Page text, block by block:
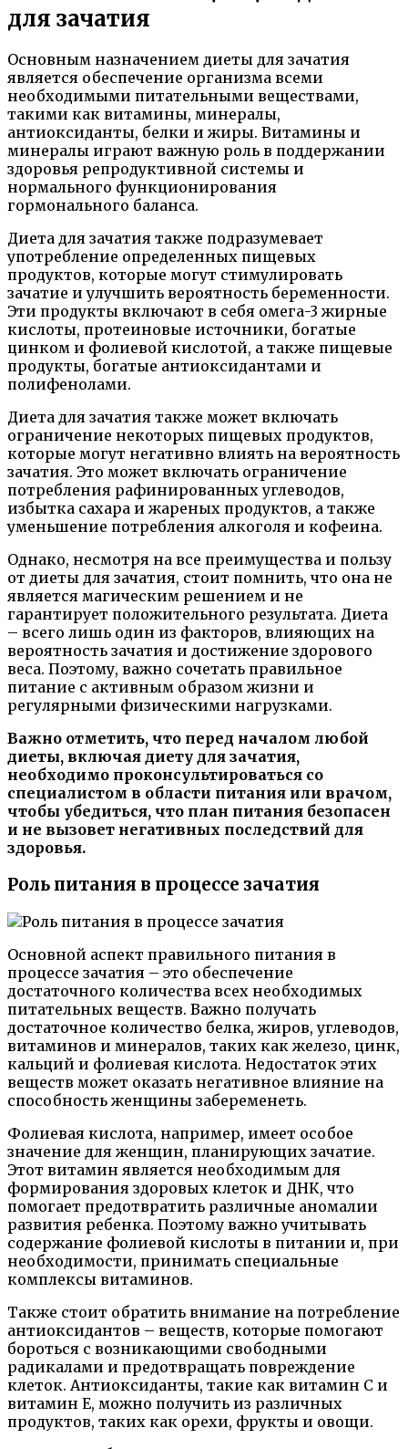
для зачатия
Основным назначением диеты для зачатия
является обеспечение организма всеми
необходимыми питательными веществами,
такими как витамины, минералы,
антиоксиданты, белки и жиры. Витамины и
минералы играют важную роль в поддержании
здоровья репродуктивной системы и
нормального функционирования
гормонального баланса.
Диета для зачатия также подразумевает
употребление определенных пищевых
продуктов, которые могут стимулировать
зачатие и улучшить вероятность беременности.
Эти продукты включают в себя омега-3 жирные
кислоты, протеиновые источники, богатые
цинком и фолиевой кислотой, а также пищевые
продукты, богатые антиоксидантами и
полифенолами.
Диета для зачатия также может включать
ограничение некоторых пищевых продуктов,
которые могут негативно влиять на вероятность
зачатия. Это может включать ограничение
потребления рафинированных углеводов,
избытка сахара и жареных продуктов, а также
уменьшение потребления алкоголя и кофеина.
Однако, несмотря на все преимущества и пользу
от диеты для зачатия, стоит помнить, что она не
является магическим решением и не
гарантирует положительного результата. Диета
– всего лишь один из факторов, влияющих на
вероятность зачатия и достижение здорового
веса. Поэтому, важно сочетать правильное
питание с активным образом жизни и
регулярными физическими нагрузками.
Важно отметить, что перед началом любой
диеты, включая диету для зачатия,
необходимо проконсультироваться со
специалистом в области питания или врачом,
чтобы убедиться, что план питания безопасен
и не вызовет негативных последствий для
здоровья.
Роль питания в процессе зачатия
Основной аспект правильного питания в
процессе зачатия – это обеспечение
достаточного количества всех необходимых
питательных веществ. Важно получать
достаточное количество белка, жиров, углеводов,
витаминов и минералов, таких как железо, цинк,
кальций и фолиевая кислота. Недостаток этих
веществ может оказать негативное влияние на
способность женщины забеременеть.
Фолиевая кислота, например, имеет особое
значение для женщин, планирующих зачатие.
Этот витамин является необходимым для
формирования здоровых клеток и ДНК, что
помогает предотвратить различные аномалии
развития ребенка. Поэтому важно учитывать
содержание фолиевой кислоты в питании и, при
необходимости, принимать специальные
комплексы витаминов.
Также стоит обратить внимание на потребление
антиоксидантов – веществ, которые помогают
бороться с возникающими свободными
радикалами и предотвращать повреждение
клеток. Антиоксиданты, такие как витамин С и
витамин Е, можно получить из различных
продуктов, таких как орехи, фрукты и овощи.